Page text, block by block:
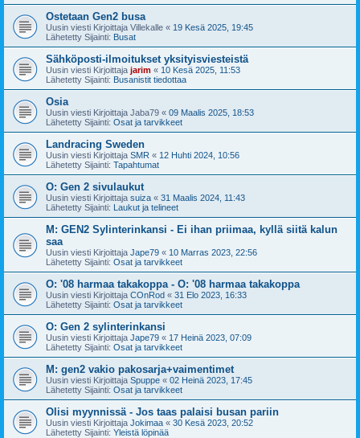
Ostetaan Gen2 busa
Uusin viesti Kirjoittaja Villekalle « 19 Kesä 2025, 19:45
Lähetetty Sijainti: Busat
Sähköposti-ilmoitukset yksityisviesteistä
Uusin viesti Kirjoittaja jarim « 10 Kesä 2025, 11:53
Lähetetty Sijainti: Busanistit tiedottaa
Osia
Uusin viesti Kirjoittaja Jaba79 « 09 Maalis 2025, 18:53
Lähetetty Sijainti: Osat ja tarvikkeet
Landracing Sweden
Uusin viesti Kirjoittaja SMR « 12 Huhti 2024, 10:56
Lähetetty Sijainti: Tapahtumat
O: Gen 2 sivulaukut
Uusin viesti Kirjoittaja suiza « 31 Maalis 2024, 11:43
Lähetetty Sijainti: Laukut ja telineet
M: GEN2 Sylinterinkansi - Ei ihan priimaa, kyllä siitä kalun
saa
Uusin viesti Kirjoittaja Jape79 « 10 Marras 2023, 22:56
Lähetetty Sijainti: Osat ja tarvikkeet
O: '08 harmaa takakoppa - O: '08 harmaa takakoppa
Uusin viesti Kirjoittaja COnRod « 31 Elo 2023, 16:33
Lähetetty Sijainti: Osat ja tarvikkeet
O: Gen 2 sylinterinkansi
Uusin viesti Kirjoittaja Jape79 « 17 Heinä 2023, 07:09
Lähetetty Sijainti: Osat ja tarvikkeet
M: gen2 vakio pakosarja+vaimentimet
Uusin viesti Kirjoittaja Spuppe « 02 Heinä 2023, 17:45
Lähetetty Sijainti: Osat ja tarvikkeet
Olisi myynnissä - Jos taas palaisi busan pariin
Uusin viesti Kirjoittaja Jokimaa « 30 Kesä 2023, 20:52
Lähetetty Sijainti: Yleistä löpinää